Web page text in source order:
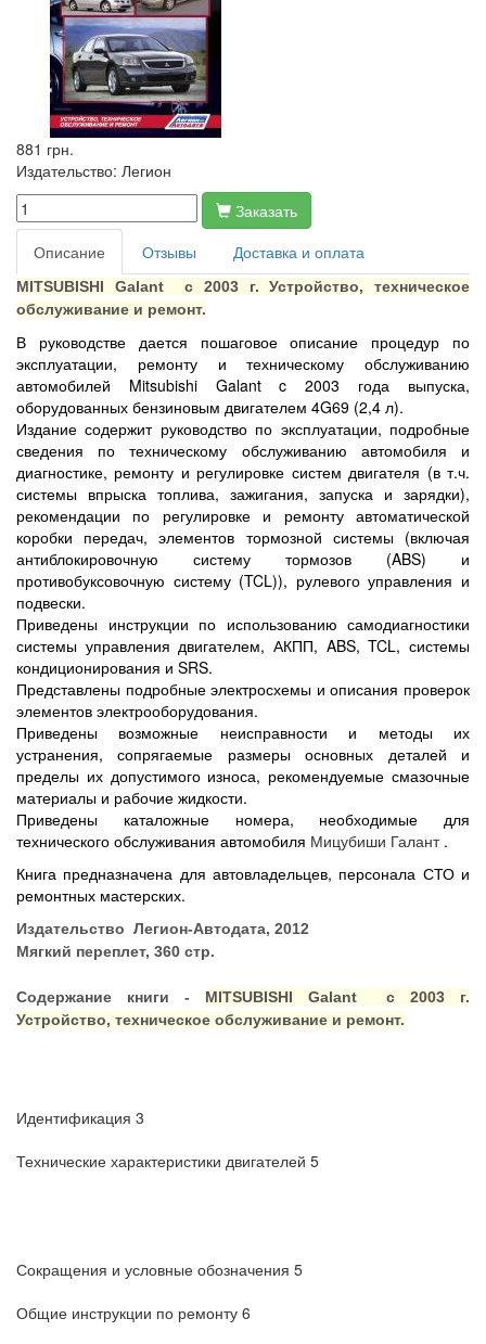
881 грн.
Издательство: Легион
Заказать
Описание
Отзывы Доставка и оплата
MITSUBISHI Galant с 2003 г. Устройство, техническое
обслуживание и ремонт.
В руководстве дается пошаговое описание процедур по
эксплуатации, ремонту и техническому обслуживанию
автомобилей Mitsubishi Galant c 2003 года выпуска,
оборудованных бензиновым двигателем 4G69 (2,4 л).
Издание содержит руководство по эксплуатации, подробные
сведения по техническому обслуживанию автомобиля и
диагностике, ремонту и регулировке систем двигателя (в т.ч.
системы впрыска топлива, зажигания, запуска и зарядки),
рекомендации по регулировке и ремонту автоматической
коробки передач, элементов тормозной системы (включая
антиблокировочную систему тормозов (ABS) и
противобуксовочную систему (TCL)), рулевого управления и
подвески.
Приведены инструкции по использованию самодиагностики
системы управления двигателем, АКПП, ABS, TCL, системы
кондиционирования и SRS.
Представлены подробные электросхемы и описания проверок
элементов электрооборудования.
Приведены возможные неисправности и методы их
устранения, сопрягаемые размеры основных деталей и
пределы их допустимого износа, рекомендуемые смазочные
материалы и рабочие жидкости.
Приведены каталожные номера, необходимые для
технического обслуживания автомобиля Мицубиши Галант .
Книга предназначена для автовладельцев, персонала СТО и
ремонтных мастерских.
Издательство Легион-Автодата, 2012
Мягкий переплет, 360 стр.
Содержание книги - MITSUBISHI Galant с2003 г.
Устройство, техническое обслуживание и ремонт.
Идентификация 3
Технические характеристики двигателей 5
Сокращения и условные обозначения 5
Общие инструкции по ремонту 6